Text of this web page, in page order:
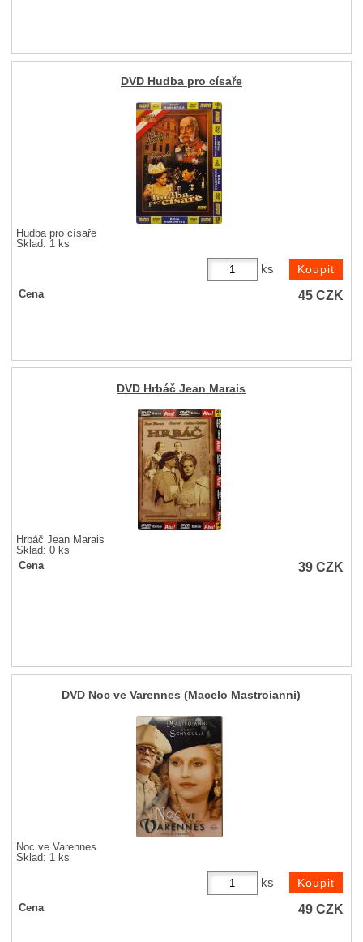
DVD Hudba pro císaře
Hudba pro císaře
Sklad: 1 ks
ks
Cena 45CZK
DVD Hrbáč Jean Marais
Hrbáč Jean Marais
Sklad: 0 ks
Cena
39CZK
DVD Noc ve Varennes (Macelo Mastroianni)
Noc ve Varennes
Sklad: 1 ks
ks
Cena 49CZK